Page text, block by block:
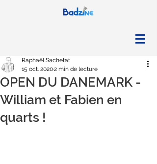
OPEN DU DANEMARK -
William et Fabien en
quarts !
Raphaël Sachetat
15 oct. 20202 min de lecture